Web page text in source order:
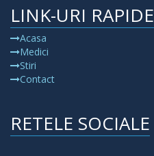
LINK-URI RAPIDE
Acasa
Medici
Stiri
Contact
RETELE SOCIALE